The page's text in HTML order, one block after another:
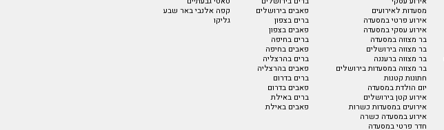
מסעדות לאירועים
אירוע פרטי במסעדה
אירוע עסקי במסעדה
בר מצווה במסעדה
בר מצווה בירושלים
בר מצווה ברעננה
בר מצווה במסעדות בירושלים
חתונות קטנות
יום הולדת במסעדה
אירוע קטן בירושלים
אירועים במסעדות כשרות
אירוע במסעדה כשרה
חדר פרטי במסעדה
פאבים בירושלים
ברים בצפון
פאבים בצפון
ברים בחיפה
פאבים בחיפה
ברים בהרצליה
פאבים בהרצליה
ברים בדרום
פאבים בדרום
ברים באילת
פאבים באילת
קפה אלנבי באר שבע
גליקו